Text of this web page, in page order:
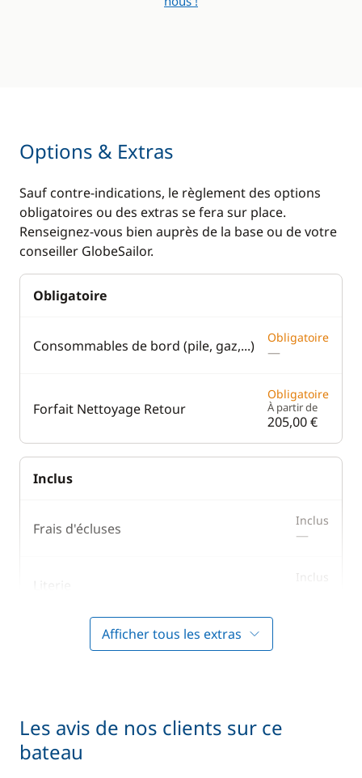
Options & Extras
Sauf contre-indications, le règlement des options
obligatoires ou des extras se fera sur place.
Renseignez-vous bien auprès de la base ou de votre
conseiller GlobeSailor.
Obligatoire
Consommables de bord (pile, gaz,...) Obligatoire
—
Forfait Nettoyage Retour
Obligatoire
À partir de
205,00 €
Inclus
Frais d'écluses Inclus
—
Literie Inclus
Prise en main du bateau
En option
Afficher tous les extras
Les avis de nos clients sur ce
bateau